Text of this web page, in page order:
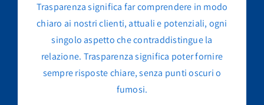
Trasparenza significa far comprendere in modo
chiaro ai nostri clienti, attuali e potenziali, ogni
singolo aspetto che contraddistingue la
relazione. Trasparenza significa poter fornire
sempre risposte chiare, senza punti oscuri o
fumosi.